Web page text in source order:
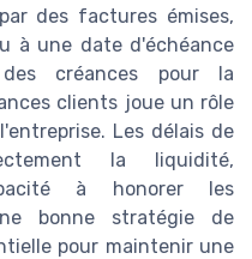
des factures émises,
à une date d'échéance
créances pour la
clients joue un rôle
Les délais de
la liquidité,
à honorer les
bonne stratégie de
pour maintenir une